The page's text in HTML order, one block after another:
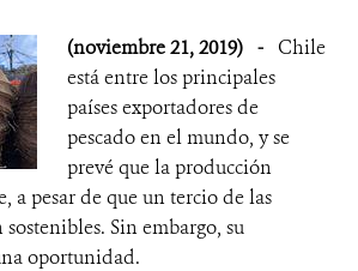
(noviembre 21, 2019) - Chile
está entre los principales
países exportadores de
pescado en el mundo, y se
prevé que la producción
a pesar de que un tercio de las
sostenibles. Sin embargo, su
oportunidad.